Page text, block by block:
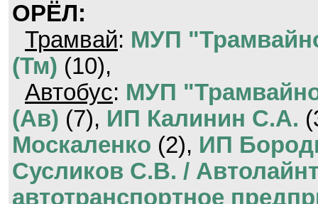
ОРЁЛ:
Трамвай: МУП
(Тм) (10),
Автобус: МУП
(Ав) (7), ИП Калинин С.А.
Москаленко (2), ИП
Сусликов С.В. /
автотранспортное